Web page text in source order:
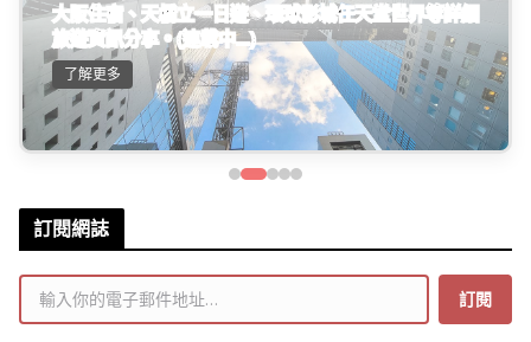
大阪住宿、天橋立一日遊、環球影城任天堂世界等詳細
旅遊資訊分享。(連載中...)
了解更多
訂閱網誌
輸入你的電子郵件地址…
訂閱